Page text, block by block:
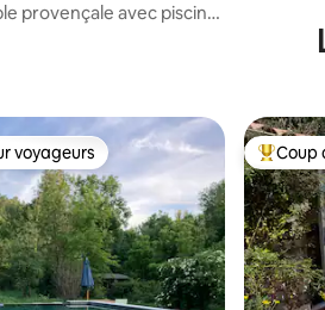
provençale avec piscine
voyageurs
voyageurs Coups
Coup